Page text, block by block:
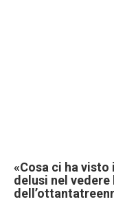
«Cosa ci ha visto
delusi nel